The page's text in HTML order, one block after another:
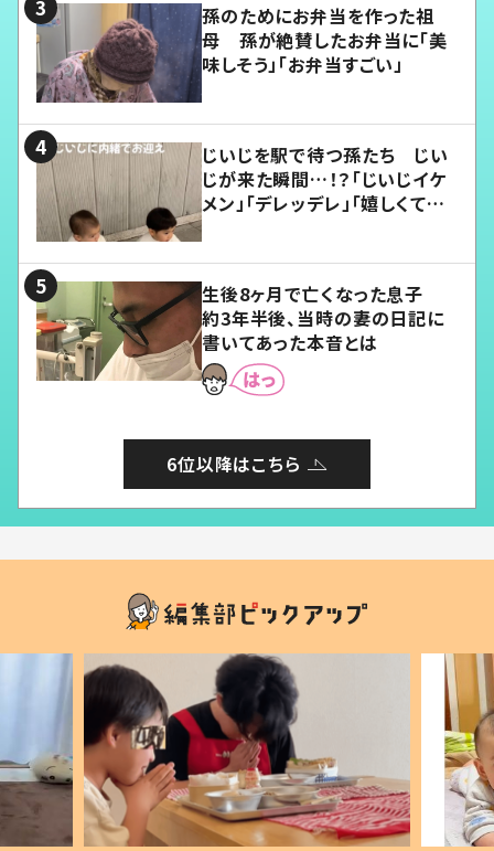
孫のためにお弁当を作った祖
母 孫が絶賛したお弁当に「美
味しそう」「お弁当すごい」
じいじを駅で待つ孫たち じい
じが来た瞬間…！？「じいじイケ
メン」「デレッデレ」「嬉しくて可
生後8ヶ月で亡くなった息子
約3年半後、当時の妻の日記に
書いてあった本音とは
6位以降はこちら